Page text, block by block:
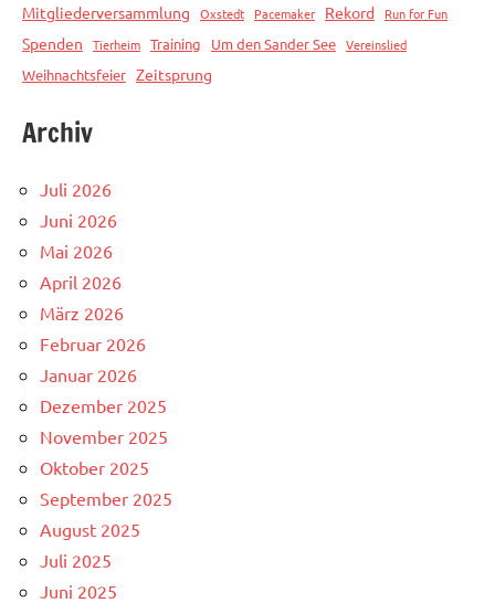
Mitgliederversammlung Oxstedt Pacemaker Rekord Run for Fun
Spenden Tierheim Training Um den Sander See Vereinslied
Weihnachtsfeier Zeitsprung
Archiv
Juli 2026
Juni 2026
Mai 2026
April 2026
März 2026
Februar 2026
Januar 2026
Dezember 2025
November 2025
Oktober 2025
September 2025
August 2025
Juli 2025
Juni 2025